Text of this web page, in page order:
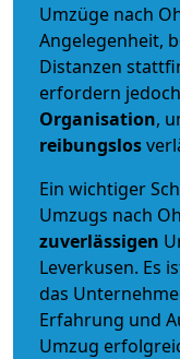
Umzüge nach
Angelegenheit,
Distanzen
erfordern
Organisation,
reibungslos
Ein wichtiger
Umzugs nach
zuverlässigen
Leverkusen. Es
das
Erfahrung und
Umzug